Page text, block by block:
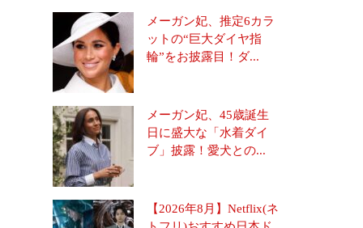
メーガン妃、推定6カラ
ットの“巨大ダイヤ指
輪”をお披露目！ダ...
メーガン妃、45歳誕生
日に盛大な「水着ダイ
ブ」披露！愛犬との...
【2026年8月】Netflix(ネ